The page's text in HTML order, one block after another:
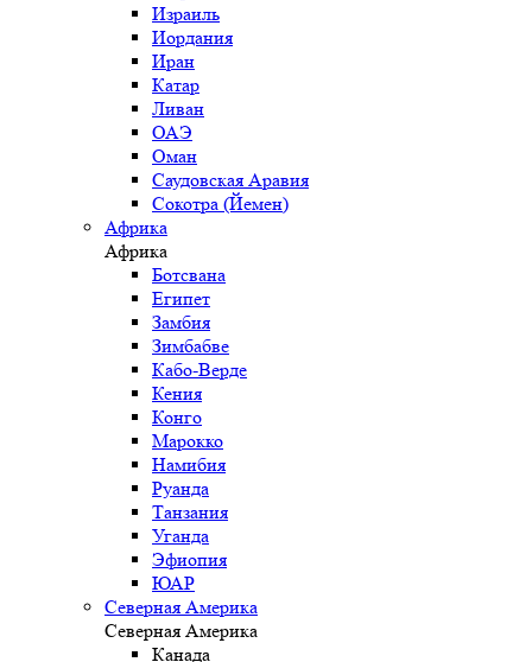
Израиль
Иордания
Иран
Катар
Ливан
ОАЭ
Оман
Саудовская Аравия
Сокотра (Йемен)
Африка
Африка
Ботсвана
Египет
Замбия
Зимбабве
Кабо-Верде
Кения
Конго
Марокко
Намибия
Руанда
Танзания
Уганда
Эфиопия
ЮАР
Северная Америка
Северная Америка
Канада